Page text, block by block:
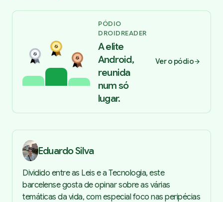
PÓDIO
DROIDREADER
A elite
Android,
reunida
num só
lugar.
Ver o pódio
Eduardo Silva
Dividido entre as Leis e a Tecnologia, este
barcelense gosta de opinar sobre as várias
temáticas da vida, com especial foco nas peripécias